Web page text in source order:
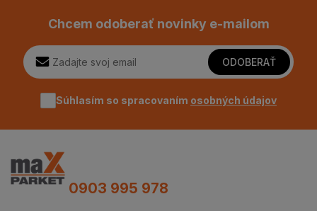
Chcem odoberať novinky e-mailom
ODOBERAŤ
Súhlasím so spracovaním osobných údajov
0903 995 978